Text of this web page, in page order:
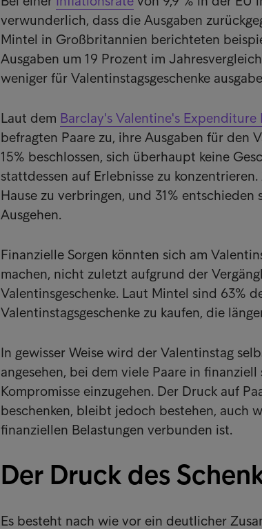
verwunderlich, dass die Ausgaben
Mintel in Großbritannien berichteten
Ausgaben um 19 Prozent im
weniger für Valentinstagsgeschenke
Laut dem Barclay's Valentine's Expenditure
befragten Paare zu, ihre Ausgaben für den
15% beschlossen, sich überhaupt keine
stattdessen auf Erlebnisse zu
Hause zu verbringen, und 31% entschieden
Ausgehen.
Finanzielle Sorgen könnten sich am
machen, nicht zuletzt aufgrund der
Valentinsgeschenke. Laut Mintel sind 63%
Valentinstagsgeschenke zu kaufen, die
In gewisser Weise wird der Valentinstag
angesehen, bei dem viele Paare in
Kompromisse einzugehen. Der Druck auf
beschenken, bleibt jedoch bestehen, auch
finanziellen Belastungen verbunden ist.
Der Druck des
Es besteht nach wie vor ein deutlicher